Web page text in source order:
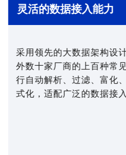
灵活的数据接入能力
采用领先的大数据架构设
外数十家厂商的上百种常
行自动解析、过滤、富化
式化，适配广泛的数据接